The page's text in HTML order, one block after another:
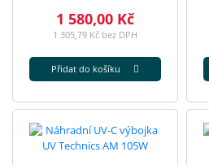
1 580,00 Kč
1 305,79 Kč bez DPH
Přidat do košíku